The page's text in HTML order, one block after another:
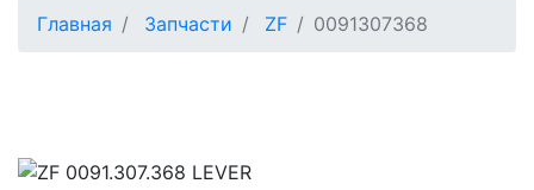
Главная Запчасти ZF 0091307368